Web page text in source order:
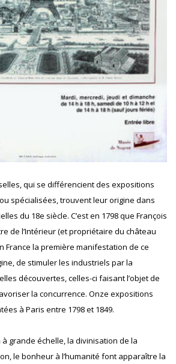
qui se différencient des expositions
spécialisées, trouvent leur origine dans
du 18e siècle. C’est en 1798 que François
de l’Intérieur (et propriétaire du château
France la première manifestation de ce
de stimuler les industriels par la
découvertes, celles-ci faisant l’objet de
la concurrence. Onze expositions
à Paris entre 1798 et 1849.
à grande échelle, la divinisation de la
le bonheur à l’humanité font apparaître la